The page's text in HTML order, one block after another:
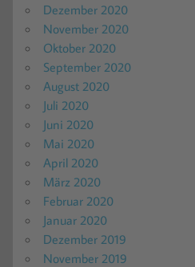
Dezember 2020
November 2020
Oktober 2020
September 2020
August 2020
Juli 2020
Juni 2020
Mai 2020
April 2020
März 2020
Februar 2020
Januar 2020
Dezember 2019
November 2019